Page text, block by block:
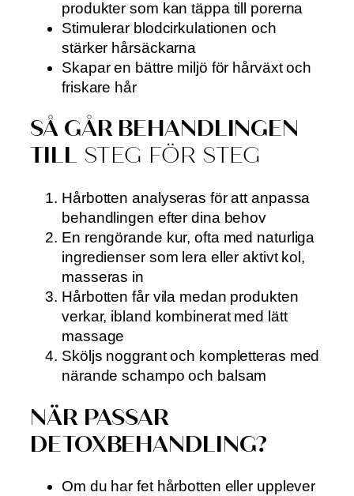
produkter som kan täppa till porerna
Stimulerar blodcirkulationen och
stärker hårsäckarna
Skapar en bättre miljö för hårväxt och
friskare hår
SÅ GÅR BEHANDLINGEN
TILL STEG FÖR STEG
Hårbotten analyseras för att anpassa
behandlingen efter dina behov
En rengörande kur, ofta med naturliga
ingredienser som lera eller aktivt kol,
masseras in
Hårbotten får vila medan produkten
verkar, ibland kombinerat med lätt
massage
Sköljs noggrant och kompletteras med
närande schampo och balsam
NÄR PASSAR
DETOXBEHANDLING?
Om du har fet hårbotten eller upplever